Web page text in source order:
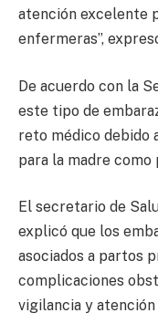
atención excelente
enfermeras”,
De acuerdo con la
este tipo de
reto médico debido
para la madre como
El secretario de
explicó que los
asociados a partos
complicaciones
vigilancia y